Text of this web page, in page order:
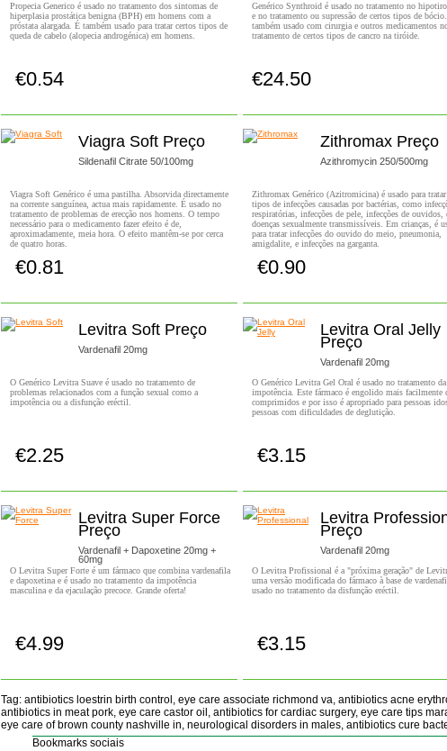
Propecia Generico é usado no tratamento dos sintomas de
hiperplasia prostática benigna (BPH) em homens com a
próstata alargada. É também usado para tratar certos tipos de
queda de cabelo (alopecia androgénica) em homens.
€0.54
Viagra Soft Preço
Sildenafil Citrate 50/100mg
Viagra Soft Genérico é uma pastilha. Absorvida directamente
na corrente sanguínea, actua mais rapidamente. É usado no
tratamento de problemas de erecção nos homens. O tempo
necessário para o medicamento fazer efeito é de,
aproximadamente, meia hora. O efeito mantêm-se por cerca
de quatro horas.
€0.81
Levitra Soft Preço
Vardenafil 20mg
O Genérico Levitra Suave é usado no tratamento de
problemas relacionados com a função sexual como a
impotência ou a disfunção eréctil.
€2.25
Levitra Super Force
Preço
Vardenafil + Dapoxetine 20mg +
60mg
O Levitra Super Forte é um fármaco que combina vardenafila
e dapoxetina e é usado no tratamento da impotência
masculina e da ejaculação precoce. Grande oferta!
€4.99
Genérico Synthroid é usado no tratamento no
e no tratamento ou supressão de certos tipos de
também usado com cirurgia e outros medicamentos
tratamento de certos tipos de cancro na tiróide.
€24.50
Zithromax Preço
Azithromycin 250/500mg
Zithromax Genérico (Azitromicina) é usado para
tipos de infecções causadas por bactérias, como
respiratórias, infecções de pele, infecções de ouvidos,
doenças sexualmente transmissíveis. Em crianças, é
para tratar infecções do ouvido do meio, pneumonia,
amigdalite, e infecções na garganta.
€0.90
Levitra Oral Jelly
Preço
Vardenafil 20mg
O Genérico Levitra Gel Oral é usado no tratamento da
impotência. Este fármaco é engolido mais facilmente
comprimidos e por isso é apropriado para pessoas
pessoas com dificuldades de deglutição.
€3.15
Levitra
Preço
Vardenafil 20mg
O Levitra Profissional é a "próxima geração" de
uma versão modificada do fármaco à base de
usado no tratamento da disfunção eréctil.
€3.15
Tag: antibiotics loestrin birth control, eye care associate richmond va, antibiotics acne
antibiotics in meat pork, eye care castor oil, antibiotics for cardiac surgery, eye care tips
eye care of brown county nashville in, neurological disorders in males, antibiotics cure
Bookmarks sociais